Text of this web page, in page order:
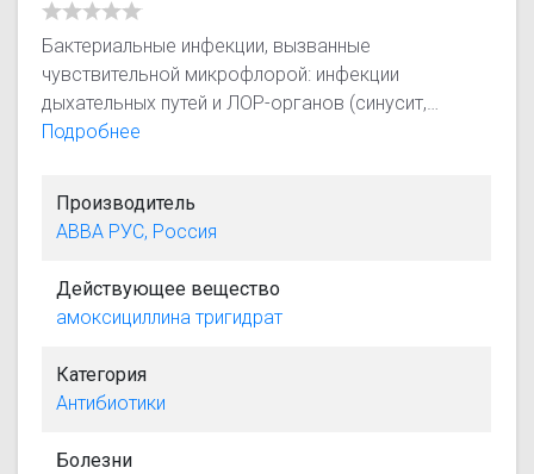
Бактериальные инфекции, вызванные
чувствительной микрофлорой: инфекции
дыхательных путей и ЛОР-органов (синусит,
фарингит, тонзиллит, острый средний отит;
гонорея, эндометрит, цервицит); инфекции ЖКТ
(энтероколит, брюшной тиф, холангит, холецистит);
вторично инфицированные дерматозы);
лептоспироз; листериоз; болезнь Лайма
сальмонеллоносительство; эндокардит
Подробнее
Производитель
АВВА РУС, Россия
Действующее вещество
амоксициллина тригидрат
Категория
Антибиотики
Болезни